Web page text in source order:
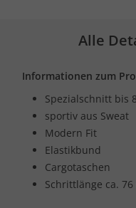
Alle
Informationen zum
Spezialschnitt bis
sportiv aus Sweat
Modern Fit
Elastikbund
Cargotaschen
Schrittlänge ca. 76